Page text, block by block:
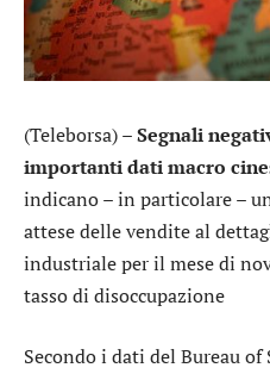
(Teleborsa) –Segnali
importanti dati macro
indicano – in particolare –
attese delle vendite al
industriale per il mese di
tasso di disoccupazione
Secondo i dati del Bureau